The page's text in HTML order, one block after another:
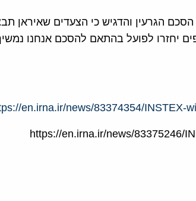
יחזרו לפועל בהתאם להסכם אנחנו
en.irna.ir/news/83374354/INSTEX-
https://en.irna.ir/news/83375246/